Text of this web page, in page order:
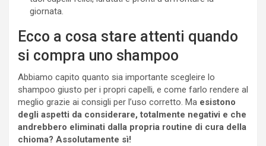
giornata.
Ecco a cosa stare attenti quando
si compra uno shampoo
Abbiamo capito quanto sia importante scegleire lo
shampoo giusto per i propri capelli, e come farlo rendere al
meglio grazie ai consigli per l’uso corretto. Ma esistono
degli aspetti da considerare, totalmente negativi e che
andrebbero eliminati dalla propria routine di cura della
chioma? Assolutamente sì!